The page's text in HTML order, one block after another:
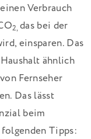
Verbrauch
2,das bei der
einsparen. Das
ähnlich
Fernseher
Das lässt
beim
Tipps: